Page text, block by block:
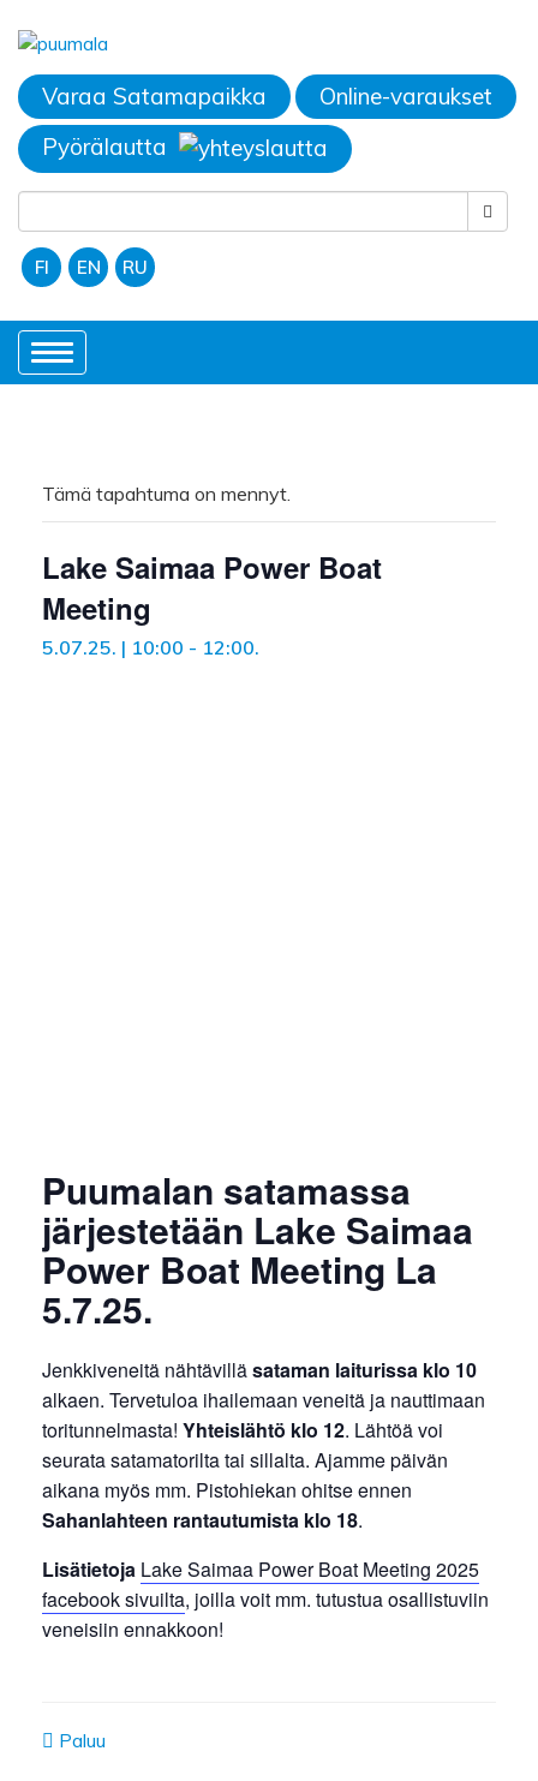
Varaa Satamapaikka
Online-varaukset
Pyörälautta
FI EN RU
Toggle
navigation
Tämä tapahtuma on mennyt.
Lake Saimaa Power Boat
Meeting
5.07.25. | 10:00 - 12:00.
Puumalan satamassa
järjestetään Lake Saimaa
Power Boat Meeting La
5.7.25.
Jenkkiveneitä nähtävilläsataman laiturissa klo 10
alkaen. Tervetuloa ihailemaan veneitä ja nauttimaan
toritunnelmasta! Yhteislähtö klo 12. Lähtöä voi
seurata satamatorilta tai sillalta. Ajamme päivän
aikana myös mm. Pistohiekan ohitse ennen
Sahanlahteen rantautumista klo 18.
Lisätietoja Lake Saimaa Power Boat Meeting 2025
facebook sivuilta, joilla voit mm. tutustua osallistuviin
veneisiin ennakkoon!
Paluu